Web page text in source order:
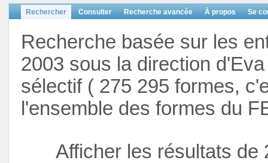
Rechercher Consulter Recherche avancée À propos Se
Recherche basée sur les
2003 sous la direction
sélectif ( 275 295 formes,
l'ensemble des formes du
Afficher les résultats de